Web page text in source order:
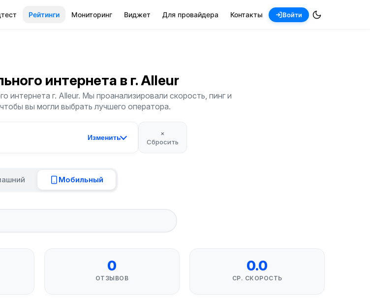
Рейтинги Мониторинг Виджет Для провайдера Контакты Войти
интернета в г. Alleur
интернета г. Alleur. Мы проанализировали скорость, пинг и
вы могли выбрать лучшего оператора.
Изменить
×
Сбросить
Мобильный
0
ОТЗЫВОВ
0.0
СР. СКОРОСТЬ